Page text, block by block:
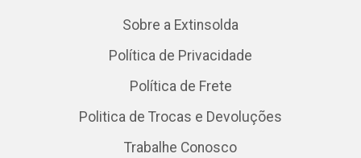
Sobre a Extinsolda
Política de Privacidade
Política de Frete
Politica de Trocas e Devoluções
Trabalhe Conosco